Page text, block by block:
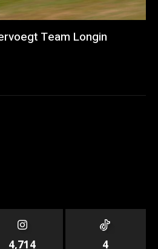
Team Longin
4,714 4